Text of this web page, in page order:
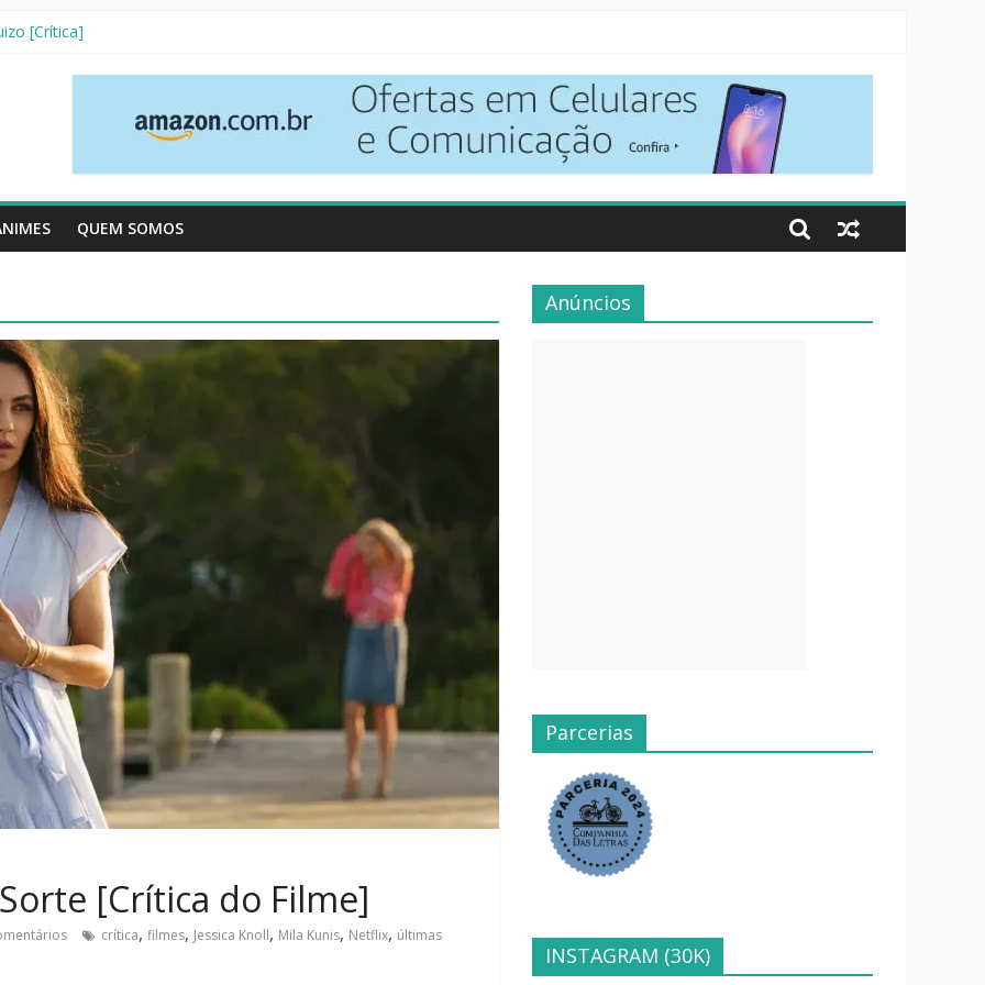
[Crítica]
Vizinhos [Crítica]
QUEM SOMOS
[Crítica do Filme]
crítica, filmes, Jessica Knoll, Mila Kunis, Netflix, últimas
Anúncios
Parcerias
INSTAGRAM (30K)